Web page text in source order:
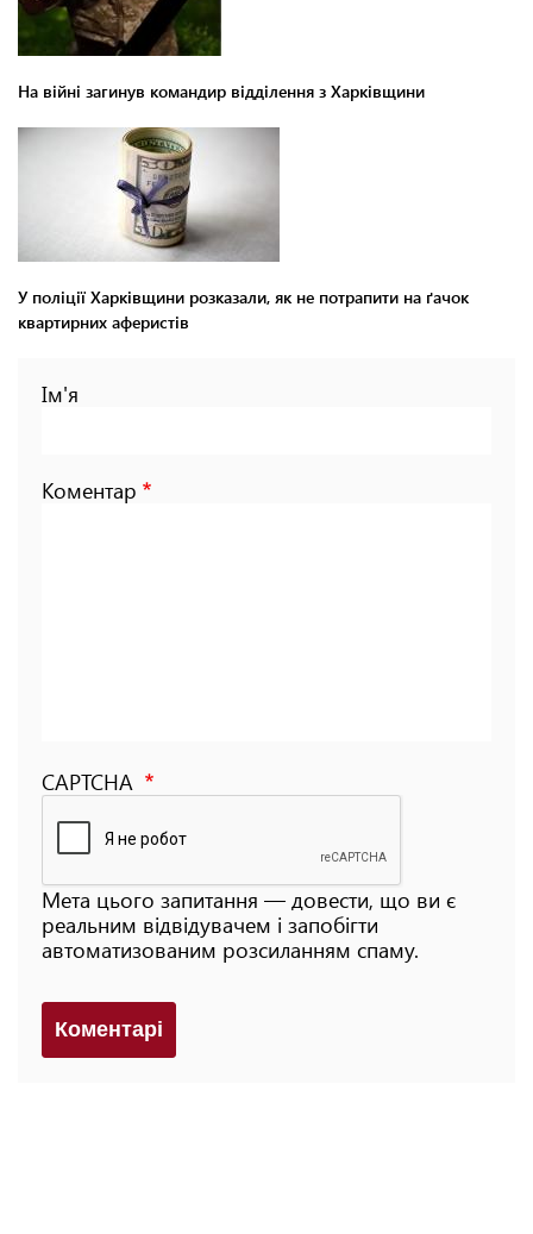
На війні загинув командир відділення з Харківщини
У поліції Харківщини розказали, як не потрапити на ґачок
квартирних аферистів
Ім'я
Коментар
CAPTCHA
Мета цього запитання — довести, що ви є
реальним відвідувачем і запобігти
автоматизованим розсиланням спаму.
Коментарi